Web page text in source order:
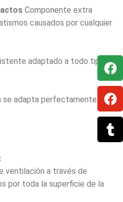
Componente extra
causados por cualquier
adaptado a todo tipo de
se adapta perfectamente a
ventilación a través de
por toda la superficie de la